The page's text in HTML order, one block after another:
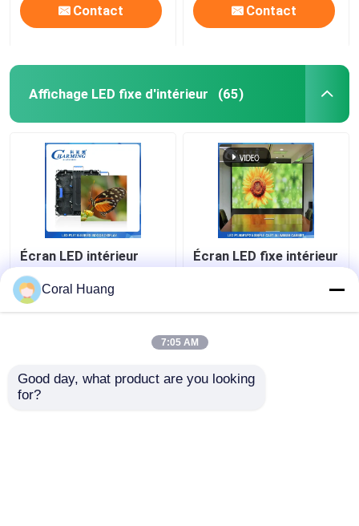
Contact Contact
Affichage LED fixe d'intérieur (65)
Écran LED intérieur
avec 3840Hz taux de
rafraîchissement élevé
et poids léger
Contact
Écran LED fixe intérieur
Pixel Pith P1.5MM IP42
Contact
Coral Huang
7:05 AM
Good day, what product are you looking
for?